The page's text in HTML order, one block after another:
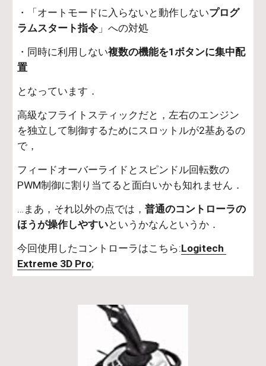
・「オートモードに入らないと動作しないプログ
ラムスタート指令」への対処
・同時に利用しない複数の機能を1ボタンに集中配
置
となっています．
高級なフライトスティックだと，左右のエンジン
を独立して制御するためにスロットルが2基あるの
で，
フィードオーバーライドとスピンドル回転数の
PWM制御に割り当てると面白いかも知れません．
…まあ，それ以外の点では，普通のコントローラの
ほうが操作しやすいというかなんというか．
今回使用したコントローラはこちら:Logitech
Extreme 3D Pro;